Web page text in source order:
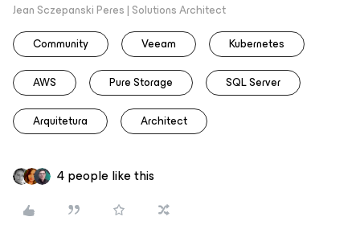
Jean Sczepanski Peres | Solutions Architect
Community
Veeam Kubernetes
AWS Pure Storage SQL Server
Arquitetura Architect
4 people like this